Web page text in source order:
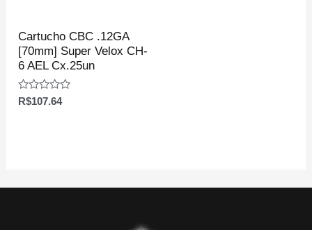
Cartucho CBC .12GA
[70mm] Super Velox CH-
6 AEL Cx.25un
Avaliação
0
R$107.64